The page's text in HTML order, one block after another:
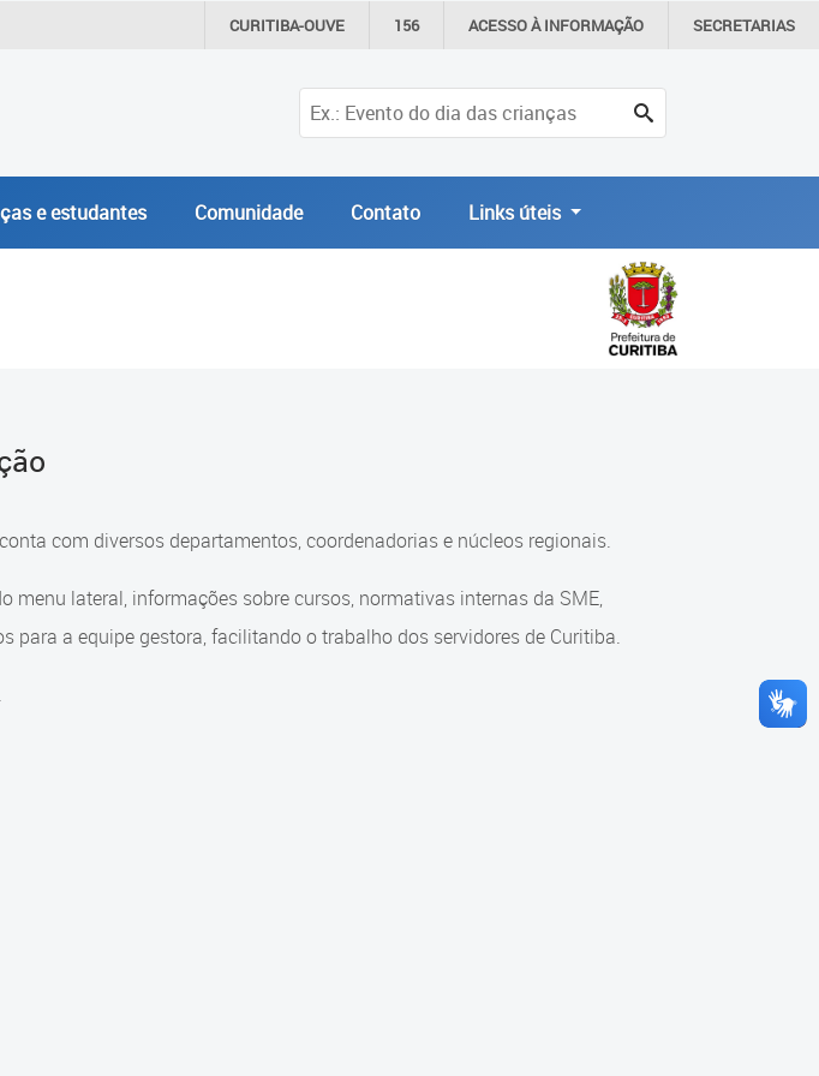
CURITIBA-OUVE 156 ACESSO ÀINFORMAÇÃO SECRETARIAS
e estudantes Comunidade Contato Links úteis
com diversos departamentos, coordenadorias e núcleos regionais.
menu lateral, informações sobre cursos, normativas internas da SME,
para a equipe gestora, facilitando o trabalho dos servidores de Curitiba.